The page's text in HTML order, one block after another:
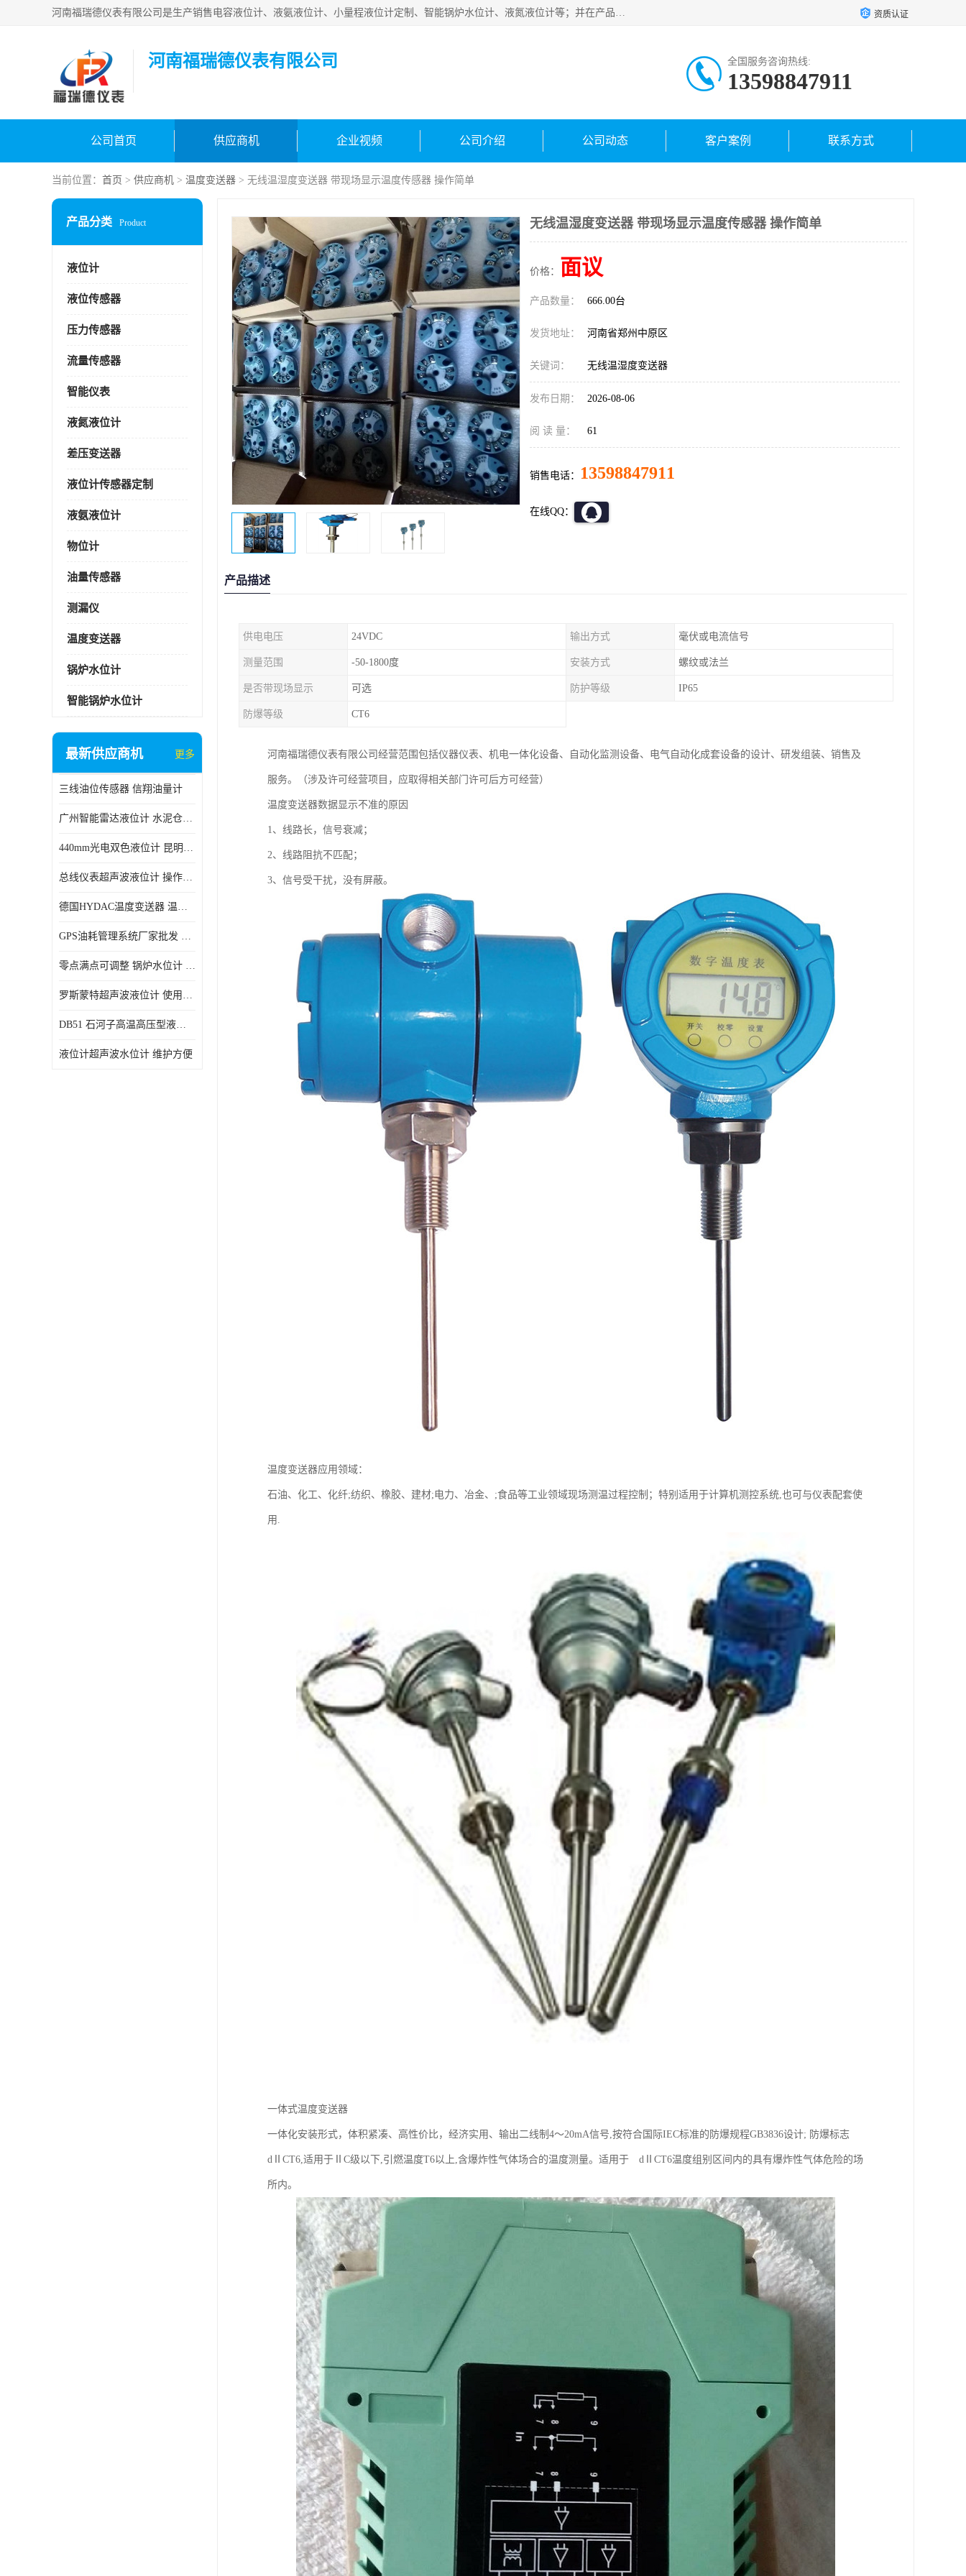
河南福瑞德仪表有限公司是生产销售电容液位计、液氨液位计、小量程液位计定制、智能锅炉水位计、液氮液位计等；并在产品开发、研制的过程中，吸取国内外仪器仪表的技术精华，建立了一支高、精、尖的科研开发队伍，使产品性能不断升级。 资质认证
河南福瑞德仪表有限公司 全国服务咨询热线:
13598847911
公司首页 供应商机 企业视频 公司介绍 公司动态 客户案例 联系方式
当前位置： 首页 > 供应商机 > 温度变送器 > 无线温湿度变送器 带现场显示温度传感器 操作简单
产品分类 Product
液位计
液位传感器
压力传感器
流量传感器
智能仪表
液氮液位计
差压变送器
液位计传感器定制
液氨液位计
物位计
油量传感器
测漏仪
温度变送器
锅炉水位计
智能锅炉水位计
最新供应商机 更多
三线油位传感器 信翔油量计
广州智能雷达液位计 水泥仓料位
440mm光电双色液位计 昆明锅炉汽包用光电液位计
总线仪表超声波液位计 操作简单
德国HYDAC温度变送器 温度变送器工作原理 市场性价比优
GPS油耗管理系统厂家批发 CR-606 汽车油位传感器故障
零点满点可调整 锅炉水位计 太原智能锅炉汽包液位计生产厂家
罗斯蒙特超声波液位计 使用寿命长
DB51 石河子高温高压型液位变送器 性能稳定
液位计超声波水位计 维护方便
无线温湿度变送器 带现场显示温度传感器 操作简单
价格： 面议
产品数量： 666.00台
发货地址： 河南省郑州中原区
关键词： 无线温湿度变送器
发布日期： 2026-08-06
阅 读 量： 61
销售电话： 13598847911
在线QQ：
产品描述
供电电压 24VDC 输出方式 毫伏或电流信号
测量范围 -50-1800度 安装方式 螺纹或法兰
是否带现场显示 可选 防护等级 IP65
防爆等级 CT6
河南福瑞德仪表有限公司经营范围包括仪器仪表、机电一体化设备、自动化监测设备、电气自动化成套设备的设计、研发组装、销售及
服务。（涉及许可经营项目，应取得相关部门许可后方可经营）
温度变送器数据显示不准的原因
1、线路长，信号衰减；
2、线路阻抗不匹配；
3、信号受干扰，没有屏蔽。
温度变送器应用领域：
石油、化工、化纤;纺织、橡胶、建材;电力、冶金、;食品等工业领域现场测温过程控制；特别适用于计算机测控系统,也可与仪表配套使
用.
一体式温度变送器
一体化安装形式，体积紧凑、高性价比，经济实用、输出二线制4～20mA信号,按符合国际IEC标准的防爆规程GB3836设计; 防爆标志
dⅡCT6,适用于ⅡC级以下,引燃温度T6以上,含爆炸性气体场合的温度测量。适用于 dⅡCT6温度组别区间内的具有爆炸性气体危险的场
所内。